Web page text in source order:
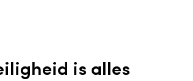
is alles